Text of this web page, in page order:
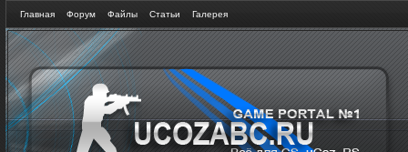
Главная Форум Файлы Статьи Галерея